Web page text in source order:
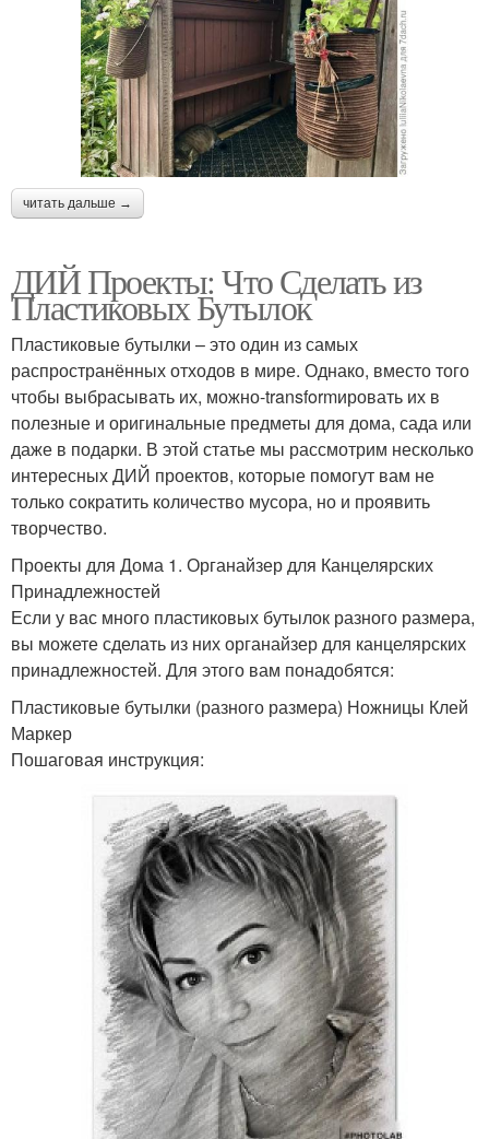
читать дальше →
ДИЙ Проекты: Что Сделать из
Пластиковых Бутылок
Пластиковые бутылки – это один из самых
распространённых отходов в мире. Однако, вместо того
чтобы выбрасывать их, можно-transformировать их в
полезные и оригинальные предметы для дома, сада или
даже в подарки. В этой статье мы рассмотрим несколько
интересных ДИЙ проектов, которые помогут вам не
только сократить количество мусора, но и проявить
творчество.
Проекты для Дома 1. Органайзер для Канцелярских
Принадлежностей
Если у вас много пластиковых бутылок разного размера,
вы можете сделать из них органайзер для канцелярских
принадлежностей. Для этого вам понадобятся:
Пластиковые бутылки (разного размера) Ножницы Клей
Маркер
Пошаговая инструкция: